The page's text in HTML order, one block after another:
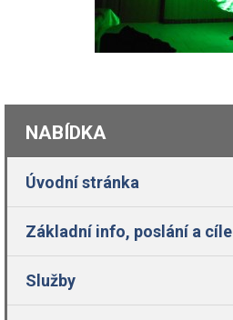
NABÍDKA
Úvodní stránka
Základní info, poslání a cíle
Služby